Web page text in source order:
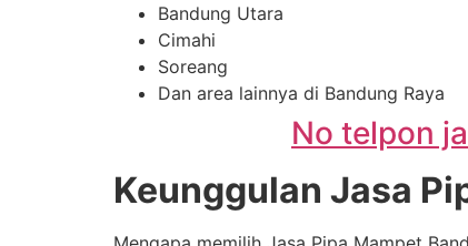
Bandung Utara
Cimahi
Soreang
Dan area lainnya di Bandung Raya
No telpon
Keunggulan Jasa